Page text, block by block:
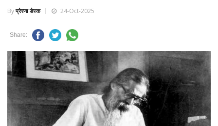
Byप्रेरणा डेस्क 24-Oct-2025
Share: